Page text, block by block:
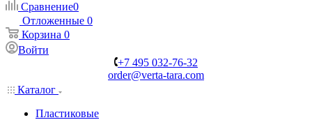
Сравнение0
Отложенные 0
Корзина 0
Войти
+7 495 032-76-32
order@verta-tara.com
Каталог
Пластиковые